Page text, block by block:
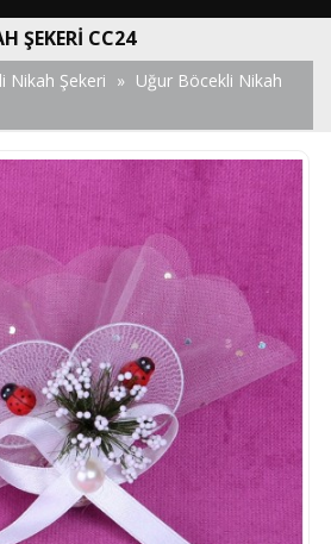
Nikah Şekeri » Uğur Böcekli Nikah
ŞEKERI CC24